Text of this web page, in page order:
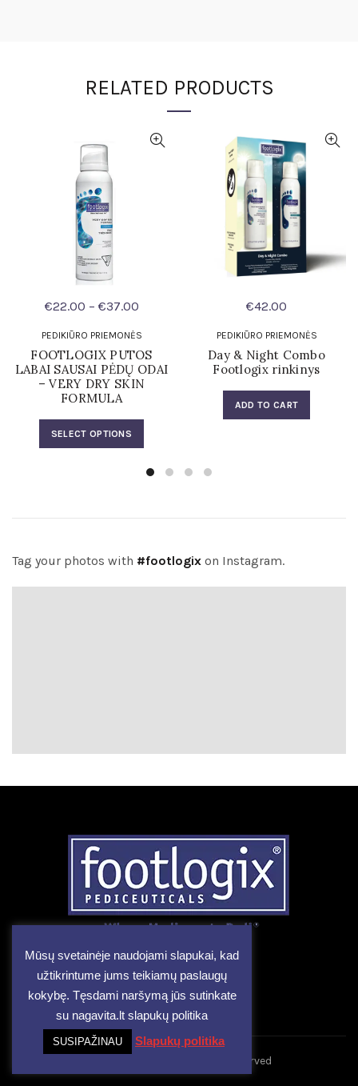
RELATED PRODUCTS
€22.00 – €37.00Price
through
€37.00
PEDIKIŪRO PRIEMONĖS
FOOTLOGIX PUTOS
LABAI SAUSAI PĖDŲ ODAI
– VERY DRY SKIN
FORMULA
SELECT OPTIONS
multiple
be
chosen
€42.00
PEDIKIŪRO PRIEMONĖS
Day & Night Combo
Footlogix rinkinys
ADD TO CART
Tag your photos with #footlogix on Instagram.
. All rights reserved
Mūsų svetainėje naudojami slapukai, kad
užtikrintume jums teikiamų paslaugų
kokybę. Tęsdami naršymą jūs sutinkate
su nagavita.lt slapukų politika
SUSIPAŽINAU Slapukų politika